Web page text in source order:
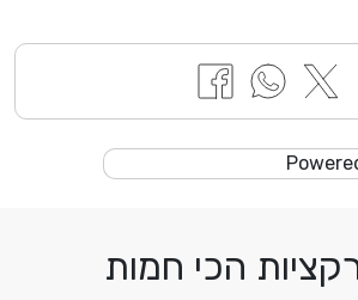
הכי חמות